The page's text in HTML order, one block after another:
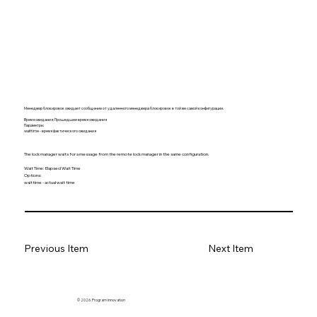
Менеджер блокировок ожидает сообщение от удаленного менеджера блокировок в той же самой конфигурации.
Время ожидания: Прошедшее время ожидания
Параметры:
waittime - время фактического ожидания
The lock manager waits for a message from the remote lock manager in the same configuration.
Wait Time: Elapsed Wait Time
Options:
waittime - actual wait time
Previous Item Next Item
© 2026. Program innovation